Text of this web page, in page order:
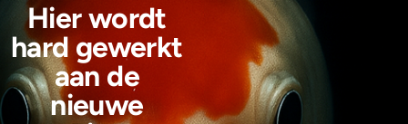
Hier wordt
hard gewerkt
aan de
nieuwe